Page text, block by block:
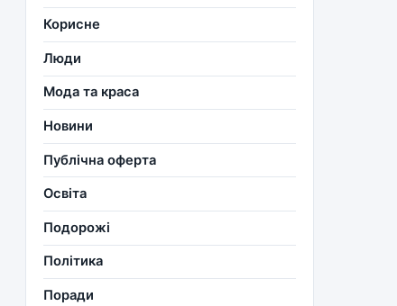
Корисне
Люди
Мода та краса
Новини
Публічна оферта
Освіта
Подорожі
Політика
Поради